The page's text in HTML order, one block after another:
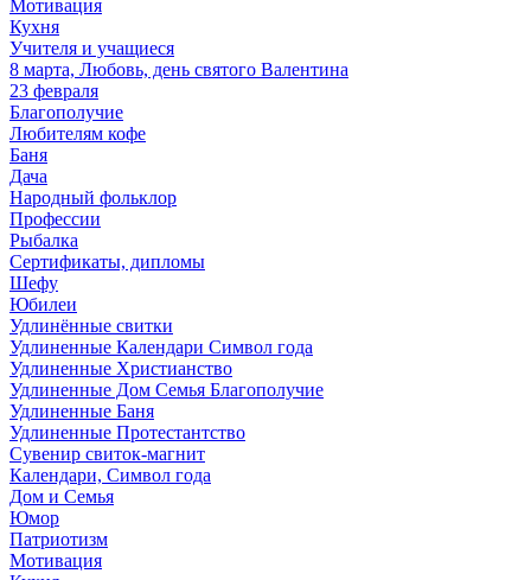
Мотивация
Кухня
Учителя и учащиеся
8 марта, Любовь, день святого Валентина
23 февраля
Благополучие
Любителям кофе
Баня
Дача
Народный фольклор
Профессии
Рыбалка
Сертификаты, дипломы
Шефу
Юбилеи
Удлинённые свитки
Удлиненные Календари Символ года
Удлиненные Христианство
Удлиненные Дом Семья Благополучие
Удлиненные Баня
Удлиненные Протестантство
Сувенир свиток-магнит
Календари, Символ года
Дом и Семья
Юмор
Патриотизм
Мотивация